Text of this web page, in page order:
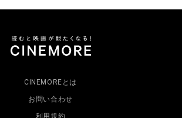
CINEMOREとは
お問い合わせ
利用規約